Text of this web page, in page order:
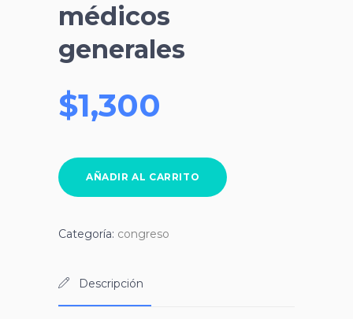
médicos
generales
$1,300
residentes
enfermeras,
y
generales
AÑADIR AL CARRITO
Categoría: congreso
Descripción